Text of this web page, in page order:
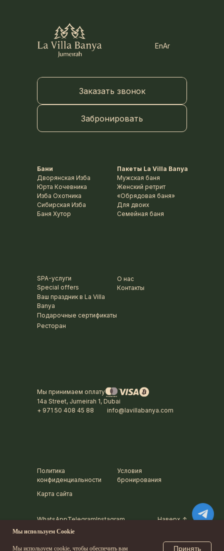
Мы используем Cookie
Мы используем cookie, чтобы обеспечить вам Принять
Мы принимаем оплату
14a Street, Jumeirah 1, Dubai
+ 971 50 408 45 88
info@lavillabanya.com
Карта сайта
Условия
бронирования
Политика
конфиденциальности
WhatsAppTelegramInstagram Наверх ↑
EnAr
Заказать звонок
Забронировать
Пакеты La Villa Banya
Мужская баня
Женский ретрит
«Обрядовая баня»
Для двоих
Семейная баня
SPA-услуги
Special offers
Ваш праздник в La Villa
Banya
Подарочные сертификаты
Ресторан
Бани
Дворянская Изба
Юрта Кочевника
Изба Охотника
Сибирская Изба
Баня Хутор
О нас
Контакты